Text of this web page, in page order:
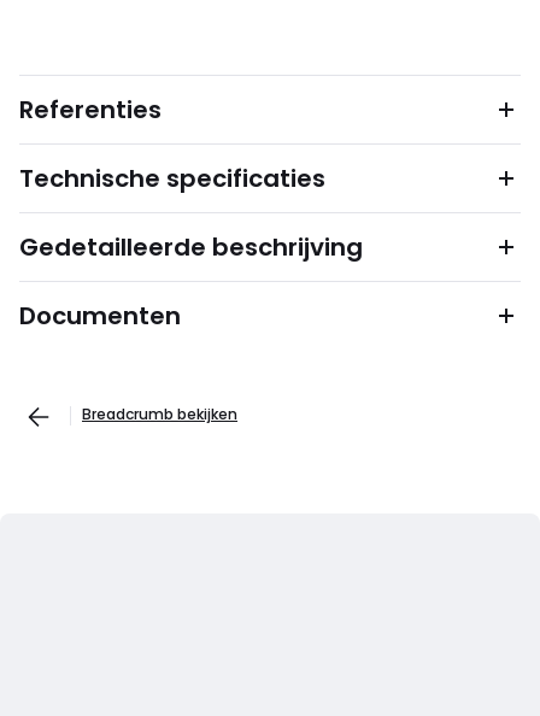
Referenties
Technische specificaties
Gedetailleerde beschrijving
Documenten
Breadcrumb bekijken